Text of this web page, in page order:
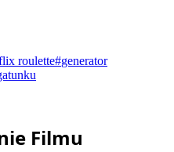
roulette#generator
Filmu